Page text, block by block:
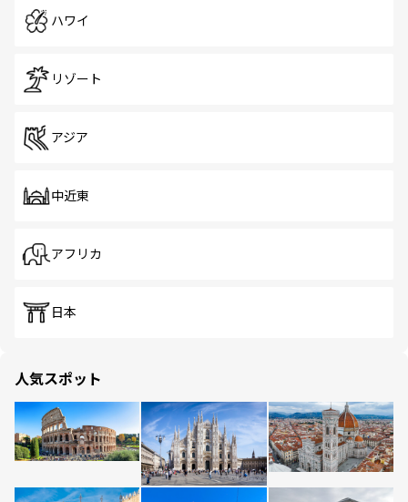
ハワイ
リゾート
アジア
中近東
アフリカ
日本
人気スポット